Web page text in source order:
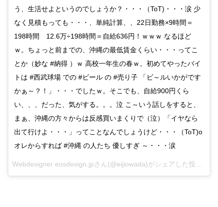
う、生活せよというのでしょうか？・・・（ToT)・・・涙 少
なく見積もっても・・・、単純計算、、22日勤務×9時間＝
198時間 12.6万÷198時間＝自給636円！ｗｗｗ なるほど
ｗ。ちょっと前までの、沖縄の最低賃金くらい・・・ってこ
とか（妙な #納得 ）ｗ 高校一年生の春ｗ。初めてやったバイ
トは #西武球場 での #ビール の #売り子 「ビ～ルいかがです
かぁ～？！」・・・でしたｗ。そこでも、自給900円くら
い、、、だった、気がする。。。泣 こ～いう話しをすると、
まぁ、沖縄の方々からは反感買いまくりで（泣）「イヤなら
出て行けよ・・・」ってことなんでしょうけど・・・（ToT)o
オレからすれば #沖縄 の人たち 優しすぎ ～・・・涙
Webdesigner eosdesign.jpさん(@eijiowada)がシェアした投稿 –